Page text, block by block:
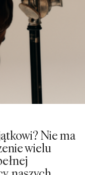
Nie ma
wielu